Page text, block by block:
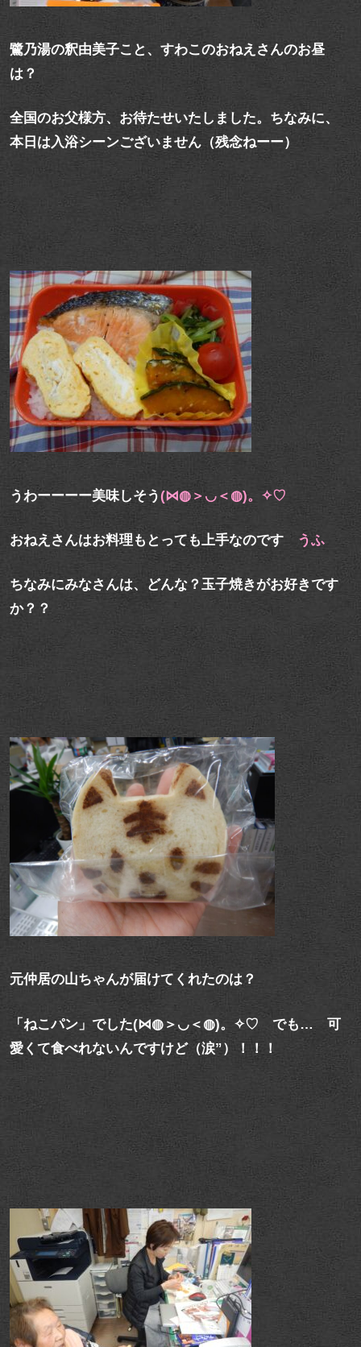
鷺乃湯の釈由美子こと、すわこのおねえさんのお昼
は？
全国のお父様方、お待たせいたしました。ちなみに、
本日は入浴シーンございません（残念ねーー）
うわーーーー美味しそう(⋈◍＞◡＜◍)。✧♡
おねえさんはお料理もとっても上手なのです うふ
ちなみにみなさんは、どんな？玉子焼きがお好きです
か？？
元仲居の山ちゃんが届けてくれたのは？
「ねこパン」でした(⋈◍＞◡＜◍)。✧♡ でも… 可
愛くて食べれないんですけど（涙”）！！！